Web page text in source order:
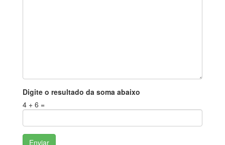
Digite o resultado da soma abaixo
4 + 6 =